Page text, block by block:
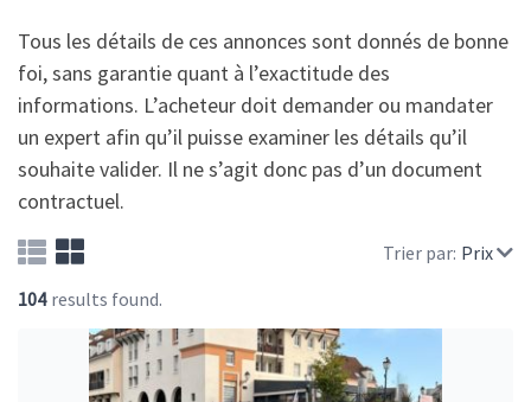
Tous les détails de ces annonces sont donnés de bonne
foi, sans garantie quant à l’exactitude des
informations. L’acheteur doit demander ou mandater
un expert afin qu’il puisse examiner les détails qu’il
souhaite valider. Il ne s’agit donc pas d’un document
contractuel.
Trier par: Prix
104 results found.